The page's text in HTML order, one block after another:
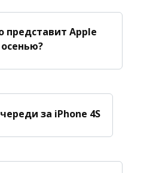
представит Apple
осенью?
за iPhone 4S